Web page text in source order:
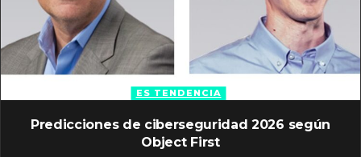
ES TENDENCIA
Predicciones de ciberseguridad 2026 según
Object First